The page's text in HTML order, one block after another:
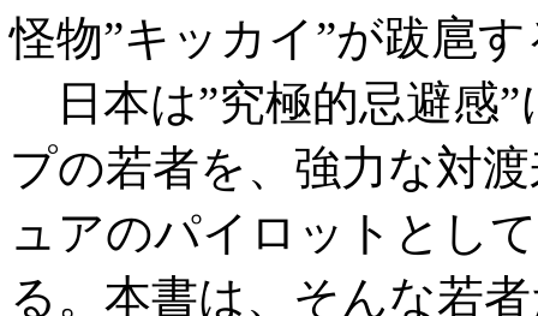
怪物”キッカイ”が跋扈
日本は”究極的忌避感
プの若者を、強力な対
ュアのパイロットとし
る。本書は、そんな若